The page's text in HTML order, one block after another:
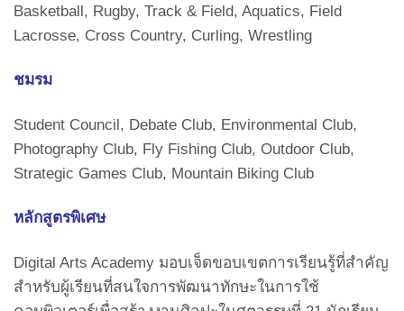
Basketball, Rugby, Track & Field, Aquatics, Field
Lacrosse, Cross Country, Curling, Wrestling
ชมรม
Student Council, Debate Club, Environmental Club,
Photography Club, Fly Fishing Club, Outdoor Club,
Strategic Games Club, Mountain Biking Club
หลักสูตรพิเศษ
Digital Arts Academy มอบเจ็ดขอบเขตการเรียนรู้ที่สำคัญ
สำหรับผู้เรียนที่สนใจการพัฒนาทักษะในการใช้